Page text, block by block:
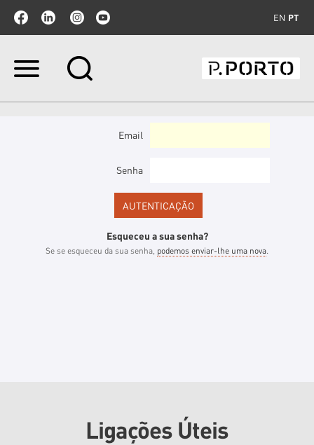
EN PT
Ir
Email
Senha
Esqueceu a sua senha?
Se se esqueceu da sua senha, podemos enviar-lhe uma nova.
Ligações Úteis